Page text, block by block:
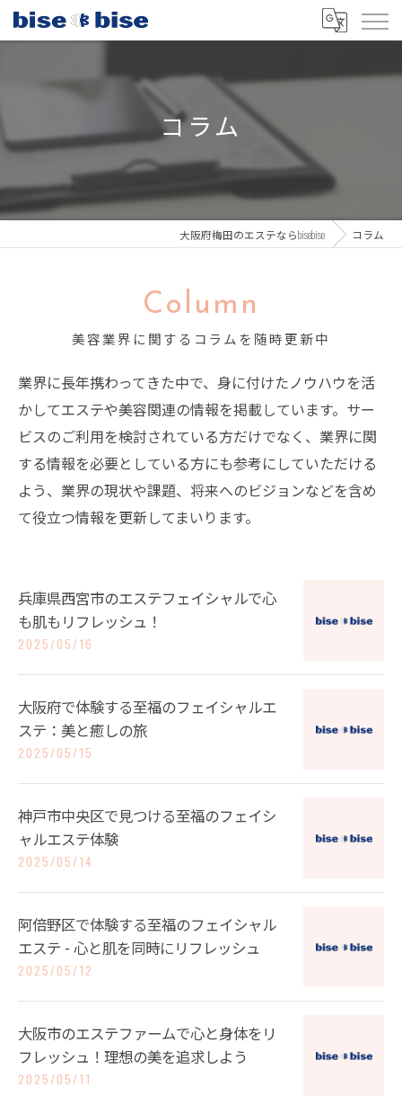
コラム
大阪府梅田のエステならbisebise コラム
Column
美容業界に関するコラムを随時更新中
業界に長年携わってきた中で、身に付けたノウハウを活
かしてエステや美容関連の情報を掲載しています。サー
ビスのご利用を検討されている方だけでなく、業界に関
する情報を必要としている方にも参考にしていただける
よう、業界の現状や課題、将来へのビジョンなどを含め
て役立つ情報を更新してまいります。
兵庫県西宮市のエステフェイシャルで心
も肌もリフレッシュ！
2025/05/16
大阪府で体験する至福のフェイシャルエ
ステ：美と癒しの旅
2025/05/15
神戸市中央区で見つける至福のフェイシ
ャルエステ体験
2025/05/14
阿倍野区で体験する至福のフェイシャル
エステ - 心と肌を同時にリフレッシュ
2025/05/12
大阪市のエステファームで心と身体をリ
フレッシュ！理想の美を追求しよう
2025/05/11